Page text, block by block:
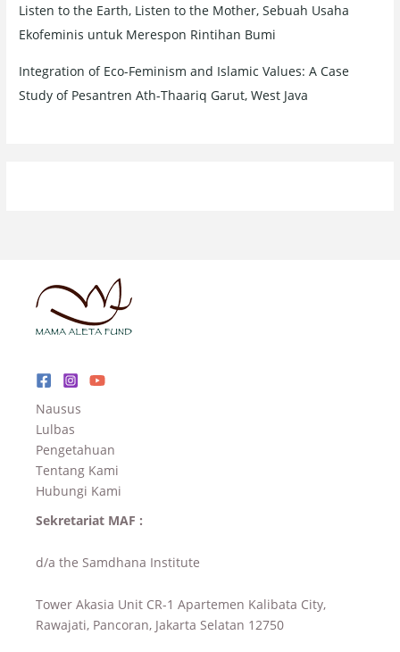
Listen to the Earth, Listen to the Mother, Sebuah Usaha
Ekofeminis untuk Merespon Rintihan Bumi
Integration of Eco-Feminism and Islamic Values: A Case
Study of Pesantren Ath-Thaariq Garut, West Java
Nausus
Lulbas
Pengetahuan
Tentang Kami
Hubungi Kami
Sekretariat MAF :
d/a the Samdhana Institute
Tower Akasia Unit CR-1 Apartemen Kalibata City,
Rawajati, Pancoran, Jakarta Selatan 12750